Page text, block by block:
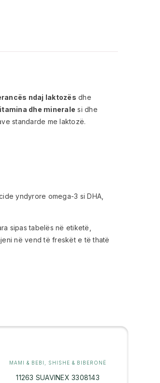
ndaj laktozës dhe
dhe minerale si dhe
standarde me laktozë.
yndyrore omega-3 si DHA,
sipas tabelës në etiketë,
në vend të freskët e të thatë
MAMI & BEBI SHISHE & BIBERONË
11263 SUAVINEX 3308143